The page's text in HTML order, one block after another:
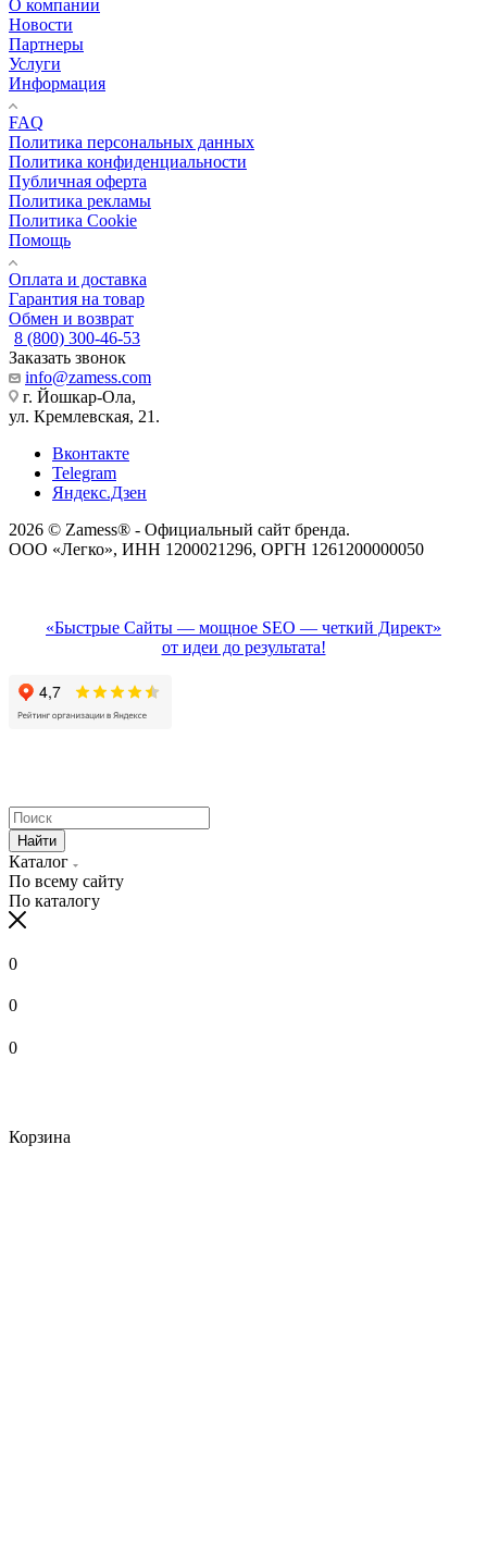
О компании
Новости
Партнеры
Услуги
Информация
FAQ
Политика персональных данных
Политика конфиденциальности
Публичная оферта
Политика рекламы
Политика Cookie
Помощь
Оплата и доставка
Гарантия на товар
Обмен и возврат
8 (800) 300-46-53
Заказать звонок
info@zamess.com
г. Йошкар-Ола,
ул. Кремлевская, 21.
Вконтакте
Telegram
Яндекс.Дзен
2026 © Zamess® - Официальный сайт бренда.
ООО «Легко», ИНН 1200021296, ОРГН 1261200000050
«Быстрые Сайты — мощное SEO — четкий Директ»
от идеи до результата!
Найти
Каталог
По всему сайту
По каталогу
0
0
0
Корзина